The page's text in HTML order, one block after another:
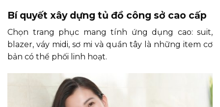
Bí quyết xây dựng tủ đồ công sở cao cấp
Chọn trang phục mang tính ứng dụng cao: suit,
blazer, váy midi, sơ mi và quần tây là những item cơ
bản có thể phối linh hoạt.